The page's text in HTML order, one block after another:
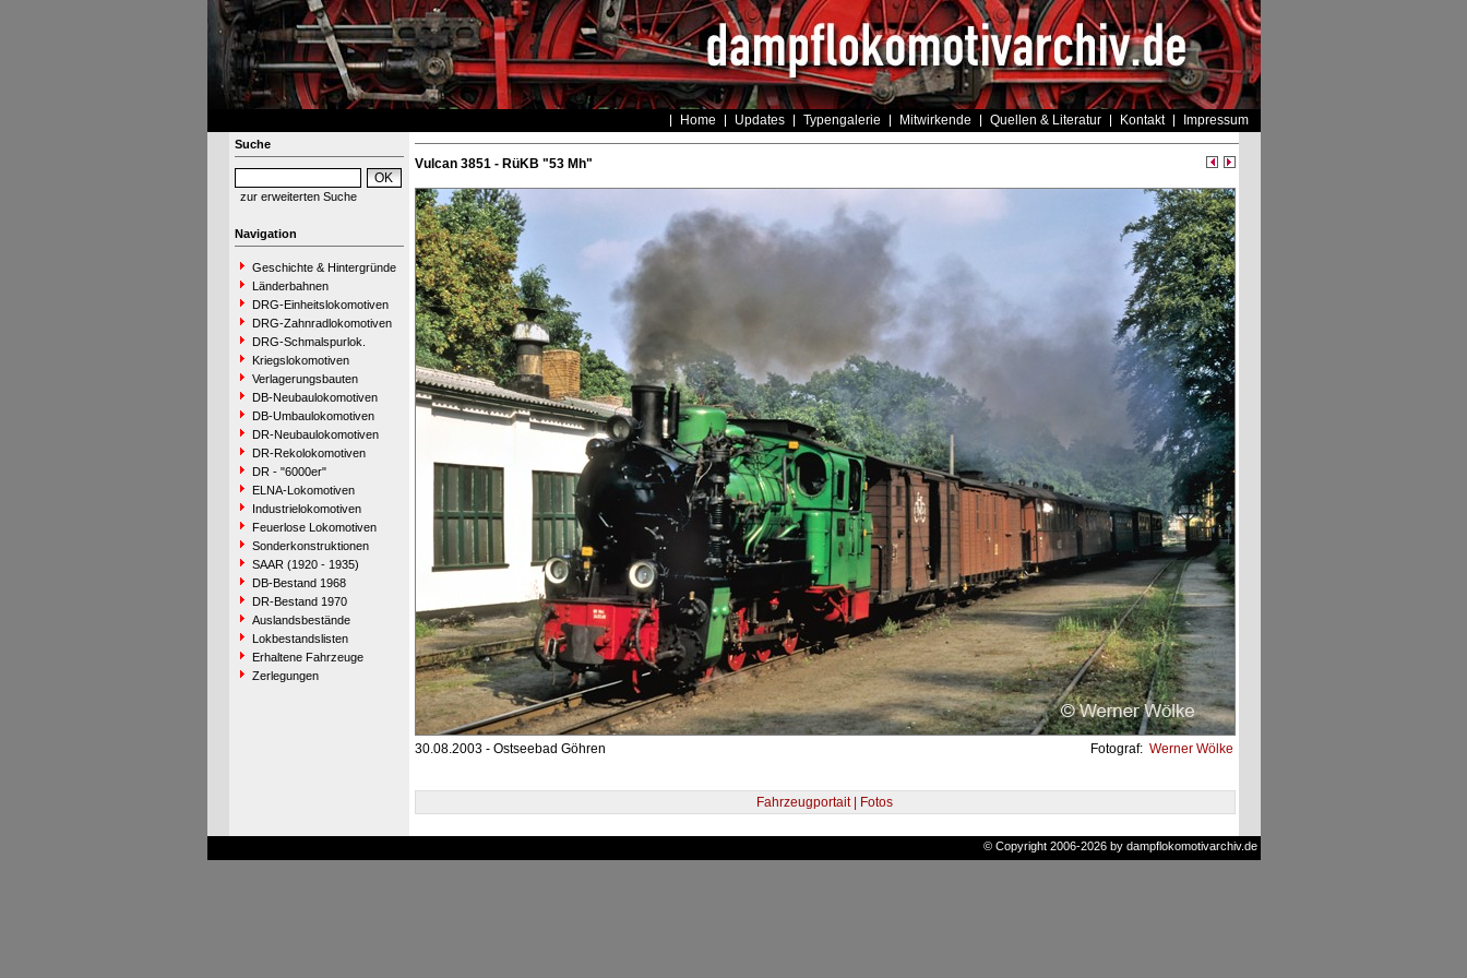
Home Updates Typengalerie Mitwirkende Quellen & Literatur Kontakt Impressum
Suche
zur erweiterten Suche
Navigation
Geschichte & Hintergründe
Länderbahnen
DRG-Einheitslokomotiven
DRG-Zahnradlokomotiven
DRG-Schmalspurlok.
Kriegslokomotiven
Verlagerungsbauten
DB-Neubaulokomotiven
DB-Umbaulokomotiven
DR-Neubaulokomotiven
DR-Rekolokomotiven
DR - "6000er"
ELNA-Lokomotiven
Industrielokomotiven
Feuerlose Lokomotiven
Sonderkonstruktionen
SAAR (1920 - 1935)
DB-Bestand 1968
DR-Bestand 1970
Auslandsbestände
Lokbestandslisten
Erhaltene Fahrzeuge
Zerlegungen
Vulcan 3851 - RüKB "53 Mh"
30.08.2003 - Ostseebad Göhren Fotograf: Werner Wölke
Fahrzeugportait | Fotos
© Copyright 2006-2026 by dampflokomotivarchiv.de